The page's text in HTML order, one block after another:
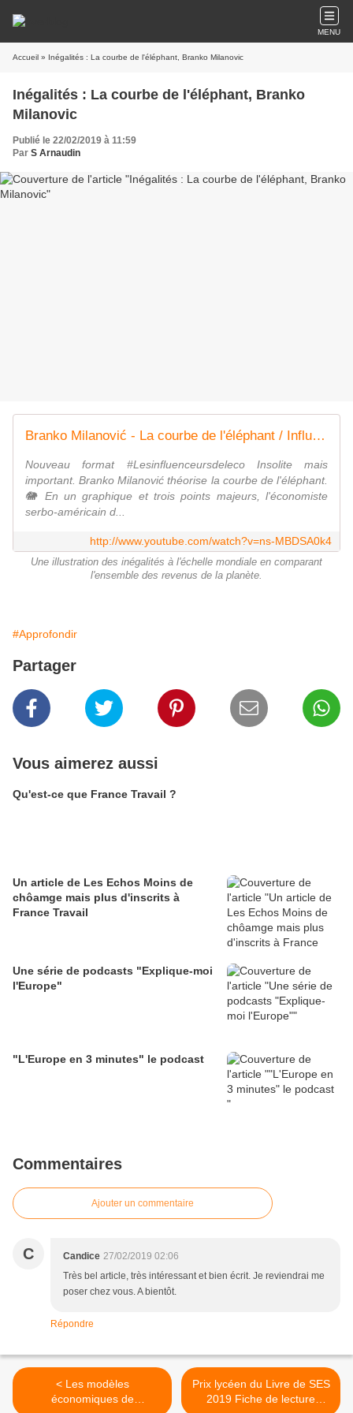
MENU
Accueil » Inégalités : La courbe de l'éléphant, Branko Milanovic
Inégalités : La courbe de l'éléphant, Branko
Milanovic
Publié le 22/02/2019 à 11:59
Par S Arnaudin
Branko Milanović - La courbe de l'éléphant / Influenceurs de l'Éco.
Nouveau format #Lesinfluenceursdeleco Insolite mais
important. Branko Milanović théorise la courbe de l'éléphant.
🐘 En un graphique et trois points majeurs, l'économiste
serbo-américain d...
http://www.youtube.com/watch?v=ns-MBDSA0k4
Une illustration des inégalités à l'échelle mondiale en comparant
l'ensemble des revenus de la planète.
#Approfondir
Partager
Vous aimerez aussi
Qu'est-ce que France Travail ?
Un article de Les Echos Moins de
chôamge mais plus d'inscrits à
France Travail
Une série de podcasts "Explique-moi
l'Europe"
"L'Europe en 3 minutes" le podcast
Commentaires
Ajouter un commentaire
C Candice 27/02/2019 02:06
Très bel article, très intéressant et bien écrit. Je reviendrai me
poser chez vous. A bientôt.
Répondre
< Les modèles
économiques de
Prix lycéen du Livre de SES
2019 Fiche de lecture